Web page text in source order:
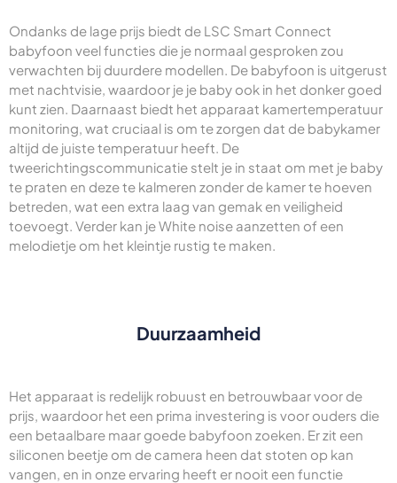
Ondanks de lage prijs biedt de LSC Smart Connect
babyfoon veel functies die je normaal gesproken zou
verwachten bij duurdere modellen. De babyfoon is uitgerust
met nachtvisie, waardoor je je baby ook in het donker goed
kunt zien. Daarnaast biedt het apparaat kamertemperatuur
monitoring, wat cruciaal is om te zorgen dat de babykamer
altijd de juiste temperatuur heeft. De
tweerichtingscommunicatie stelt je in staat om met je baby
te praten en deze te kalmeren zonder de kamer te hoeven
betreden, wat een extra laag van gemak en veiligheid
toevoegt. Verder kan je White noise aanzetten of een
melodietje om het kleintje rustig te maken.
Duurzaamheid
Het apparaat is redelijk robuust en betrouwbaar voor de
prijs, waardoor het een prima investering is voor ouders die
een betaalbare maar goede babyfoon zoeken. Er zit een
siliconen beetje om de camera heen dat stoten op kan
vangen, en in onze ervaring heeft er nooit een functie